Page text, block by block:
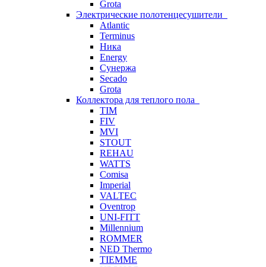
Grota
Электрические полотенцесушители
Atlantic
Terminus
Ника
Energy
Сунержа
Secado
Grota
Коллектора для теплого пола
TIM
FIV
MVI
STOUT
REHAU
WATTS
Comisa
Imperial
VALTEC
Oventrop
UNI-FITT
Millennium
ROMMER
NED Thermo
TIEMME